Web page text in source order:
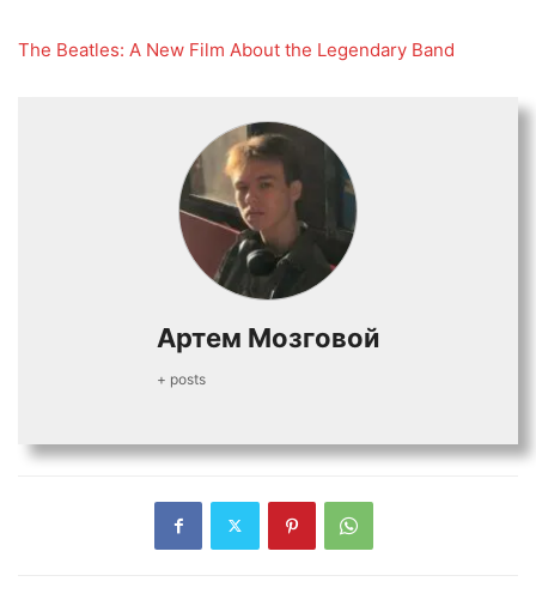
The Beatles: A New Film About the Legendary Band
Артем Мозговой
+ posts